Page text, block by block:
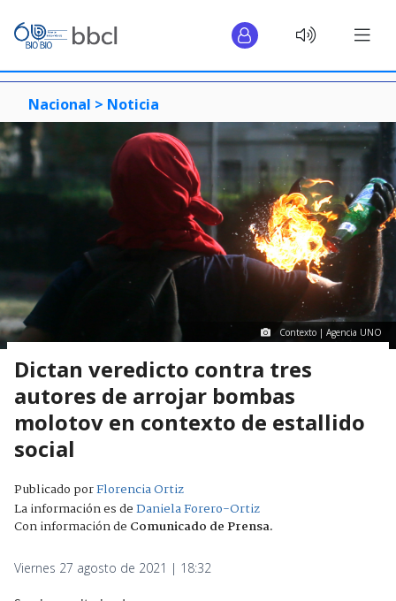
Nacional > Noticia
Contexto | Agencia UNO
Dictan veredicto contra tres
autores de arrojar bombas
molotov en contexto de estallido
social
Publicado porFlorencia Ortiz
La información es deDaniela Forero-Ortiz
Con información de Comunicado de Prensa.
Viernes 27 agosto de 2021 | 18:32